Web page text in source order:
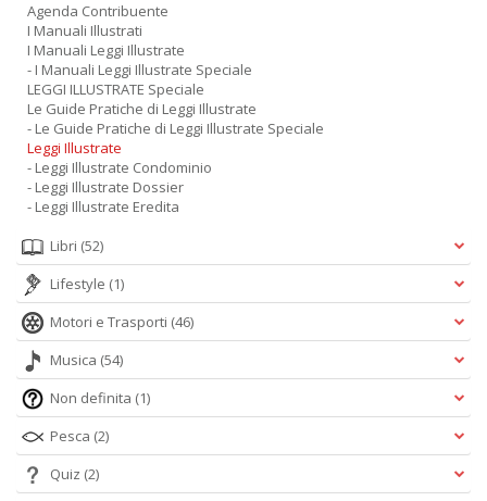
Agenda Contribuente
I Manuali Illustrati
I Manuali Leggi Illustrate
- I Manuali Leggi Illustrate Speciale
LEGGI ILLUSTRATE Speciale
Le Guide Pratiche di Leggi Illustrate
- Le Guide Pratiche di Leggi Illustrate Speciale
Leggi Illustrate
- Leggi Illustrate Condominio
- Leggi Illustrate Dossier
- Leggi Illustrate Eredita
Libri (52)
Lifestyle (1)
Motori e Trasporti (46)
Musica (54)
Non definita (1)
Pesca (2)
Quiz (2)